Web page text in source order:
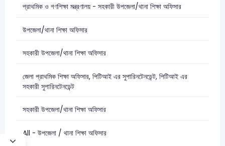
প্রাথমিক ও গণশিক্ষা মন্ত্রণালয় - সহকারী উপজেলা/থানা শিক্ষা অফিসার
উপজেলা/থানা শিক্ষা অফিসার
সহকারী উপজেলা/থানা শিক্ষা অফিসার
জেলা প্রাথমিক শিক্ষা অফিসার, পিটিআই এর সুপারিনটেনডেন্ট, পিটিআই এর
সহকারী সুপারিনটেনডেন্ট
সহকারী উপজেলা/থানা শিক্ষা অফিসার
All - উপজেলা / থানা শিক্ষা অফিসার